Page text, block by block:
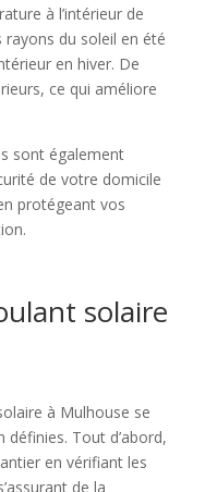
à l’intérieur de
du soleil en été
en hiver. De
ce qui améliore
sont également
de votre domicile
protégeant vos
solaire
à Mulhouse se
définies. Tout d’abord,
en vérifiant les
de la